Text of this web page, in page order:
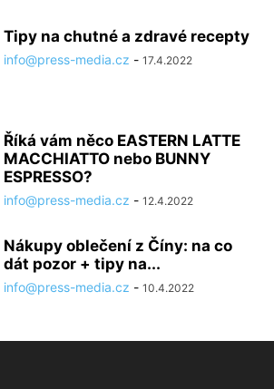
Tipy na chutné a zdravé recepty
info@press-media.cz - 17.4.2022
Říká vám něco EASTERN LATTE
MACCHIATTO nebo BUNNY
ESPRESSO?
info@press-media.cz - 12.4.2022
Nákupy oblečení z Číny: na co
dát pozor + tipy na...
info@press-media.cz - 10.4.2022